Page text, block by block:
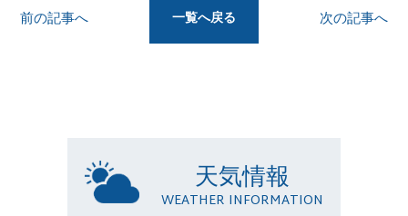
前の記事へ 一覧へ戻る 次の記事へ
天気情報
WEATHER INFORMATION